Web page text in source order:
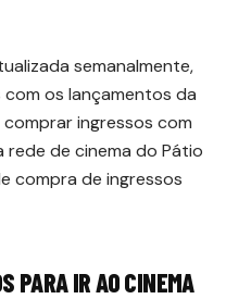
semanalmente,
os lançamentos da
ingressos com
de cinema do Pátio
compra de ingressos
PARA IR AO CINEMA